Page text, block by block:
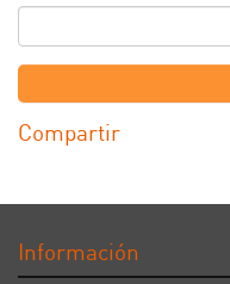
Compartir
Información